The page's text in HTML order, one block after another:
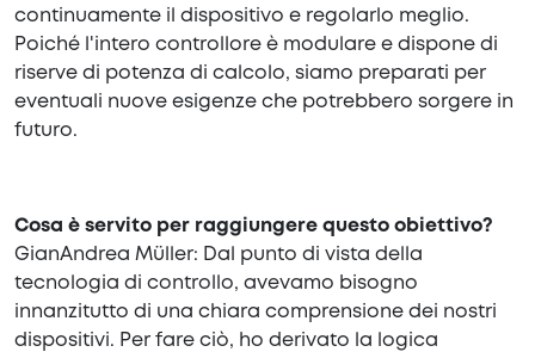
continuamente il dispositivo e regolarlo meglio.
Poiché l'intero controllore è modulare e dispone di
riserve di potenza di calcolo, siamo preparati per
eventuali nuove esigenze che potrebbero sorgere in
futuro.
Cosa è servito per raggiungere questo obiettivo?
GianAndrea Müller: Dal punto di vista della
tecnologia di controllo, avevamo bisogno
innanzitutto di una chiara comprensione dei nostri
dispositivi. Per fare ciò, ho derivato la logica